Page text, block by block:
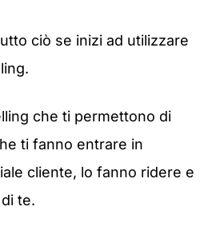
ciò se inizi ad utilizzare
che ti permettono di
ti fanno entrare in
cliente, lo fanno ridere e
te.